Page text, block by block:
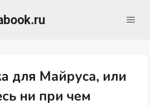
для Майруса, или
ни при чем